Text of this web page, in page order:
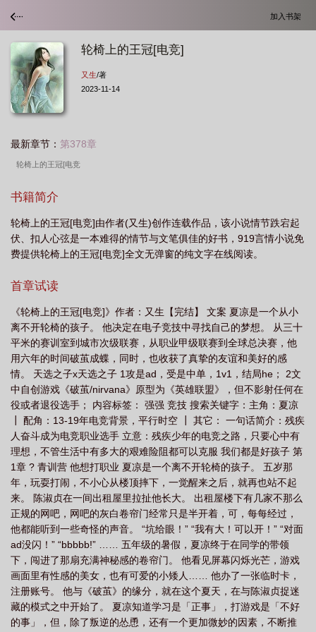
加入书架
轮椅上的王冠[电竞]
又生/著
2023-11-14
最新章节： 第378章
轮椅上的王冠[电竞
书籍简介
轮椅上的王冠[电竞]由作者(又生)创作连载作品，该小说情节跌宕起
伏、扣人心弦是一本难得的情节与文笔俱佳的好书，919言情小说免
费提供轮椅上的王冠[电竞]全文无弹窗的纯文字在线阅读。
首章试读
《轮椅上的王冠[电竞]》作者：又生【完结】 文案 夏凉是一个从小
离不开轮椅的孩子。 他决定在电子竞技中寻找自己的梦想。 从三十
平米的赛训室到城市次级联赛，从职业甲级联赛到全球总决赛，他
用六年的时间破茧成蝶，同时，也收获了真挚的友谊和美好的感
情。 天选之子x天选之子 1攻是ad，受是中单，1v1，结局he； 2文
中自创游戏《破茧/nirvana》原型为《英雄联盟》，但不影射任何在
役或者退役选手； 内容标签： 强强 竞技 搜索关键字：主角：夏凉
┃ 配角：13-19年电竞背景，平行时空 ┃ 其它： 一句话简介：残疾
人奋斗成为电竞职业选手 立意：残疾少年的电竞之路，只要心中有
理想，不管生活中有多大的艰难险阻都可以克服 我们都是好孩子 第
1章 ? 青训营 他想打职业 夏凉是一个离不开轮椅的孩子。 五岁那
年，玩耍打闹，不小心从楼顶摔下，一觉醒来之后，就再也站不起
来。 陈淑贞在一间出租屋里拉扯他长大。 出租屋楼下有几家不那么
正规的网吧，网吧的灰白卷帘门经常只是半开着，可，每每经过，
他都能听到一些奇怪的声音。 “坑给眼！” “我有大！可以开！” “对面
ad没闪！” “bbbbb!” …… 五年级的暑假，夏凉终于在同学的带领
下，闯进了那扇充满神秘感的卷帘门。 他看见屏幕闪烁光芒，游戏
画面里有性感的美女，也有可爱的小矮人…… 他办了一张临时卡，
注册账号。 他与《破茧》的缘分，就在这个夏天，在与陈淑贞捉迷
藏的模式之中开始了。 夏凉知道学习是「正事」，打游戏是「不好
的事」，但，除了叛逆的怂恿，还有一个更加微妙的因素，不断推